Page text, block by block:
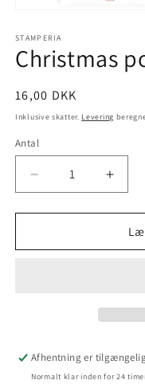
STAMPERIA
Christmas
16,00 DKK
Inklusive skatter. Levering
Antal
Afhentning er
Normalt klar inden for 24